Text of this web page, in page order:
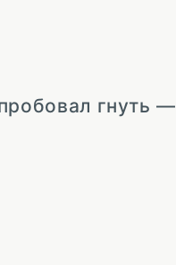
гнуть —